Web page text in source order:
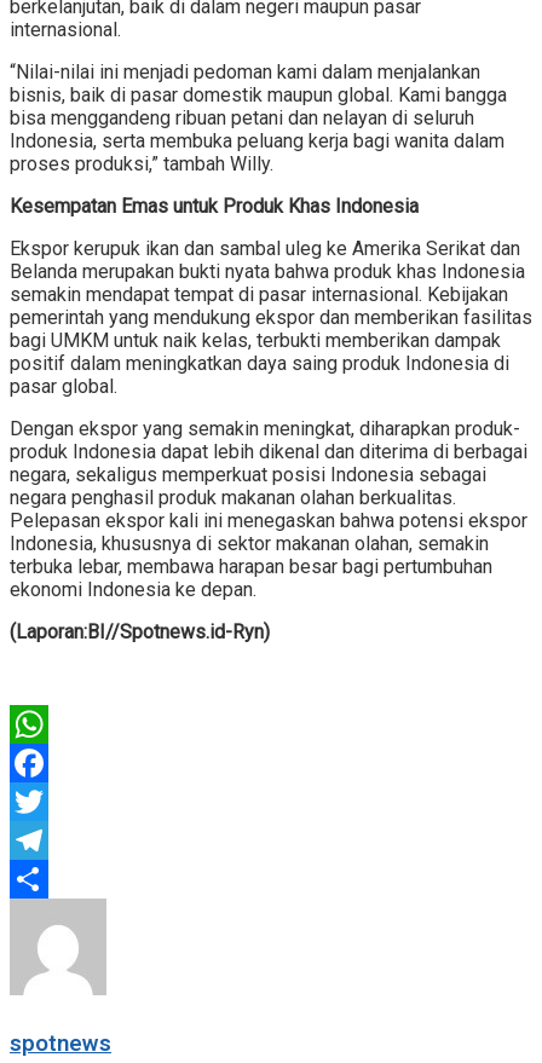
berkelanjutan, baik di dalam negeri maupun pasar
internasional.
“Nilai-nilai ini menjadi pedoman kami dalam menjalankan
bisnis, baik di pasar domestik maupun global. Kami bangga
bisa menggandeng ribuan petani dan nelayan di seluruh
Indonesia, serta membuka peluang kerja bagi wanita dalam
proses produksi,” tambah Willy.
Kesempatan Emas untuk Produk Khas Indonesia
Ekspor kerupuk ikan dan sambal uleg ke Amerika Serikat dan
Belanda merupakan bukti nyata bahwa produk khas Indonesia
semakin mendapat tempat di pasar internasional. Kebijakan
pemerintah yang mendukung ekspor dan memberikan fasilitas
bagi UMKM untuk naik kelas, terbukti memberikan dampak
positif dalam meningkatkan daya saing produk Indonesia di
pasar global.
Dengan ekspor yang semakin meningkat, diharapkan produk-
produk Indonesia dapat lebih dikenal dan diterima di berbagai
negara, sekaligus memperkuat posisi Indonesia sebagai
negara penghasil produk makanan olahan berkualitas.
Pelepasan ekspor kali ini menegaskan bahwa potensi ekspor
Indonesia, khususnya di sektor makanan olahan, semakin
terbuka lebar, membawa harapan besar bagi pertumbuhan
ekonomi Indonesia ke depan.
(Laporan:BI//Spotnews.id-Ryn)
WhatsApp
Facebook
Twitter
Telegram
Share
spotnews